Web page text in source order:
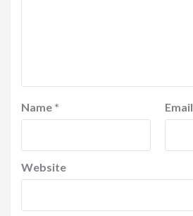
Name * Email
Website